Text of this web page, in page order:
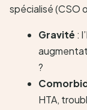
spécialisé (CSO
Gravité :
?
HTA,